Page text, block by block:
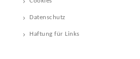
Datenschutz
Haftung für Links